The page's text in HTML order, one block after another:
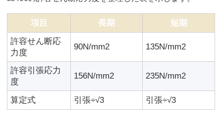
項目 長期
短期
許容せん断応
力度
90N/mm2 135N/mm2
許容引張応力
度
156N/mm2 235N/mm2
算定式 引張÷√3 引張÷√3